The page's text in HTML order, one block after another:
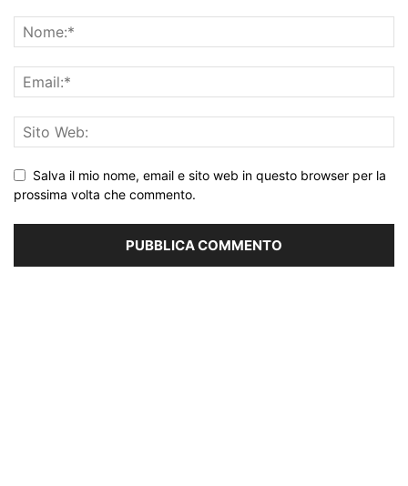
Salva il mio nome, email e sito web in questo browser per la
prossima volta che commento.